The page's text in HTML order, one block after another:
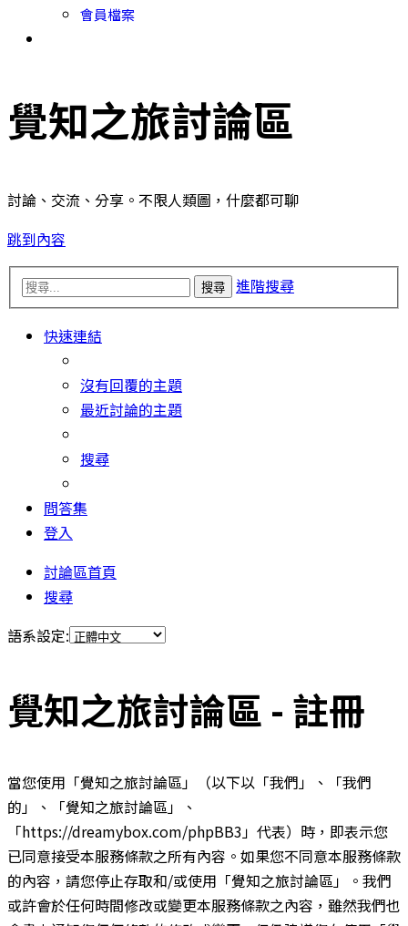
會員檔案
覺知之旅討論區
討論、交流、分享。不限人類圖，什麼都可聊
跳到內容
搜尋 進階搜尋
快速連結
沒有回覆的主題
最近討論的主題
搜尋
問答集
登入
討論區首頁
搜尋
語系設定:
覺知之旅討論區 - 註冊
當您使用「覺知之旅討論區」（以下以「我們」、「我們
的」、「覺知之旅討論區」、
「https://dreamybox.com/phpBB3」代表）時，即表示您
已同意接受本服務條款之所有內容。如果您不同意本服務條款
的內容，請您停止存取和/或使用「覺知之旅討論區」。我們
或許會於任何時間修改或變更本服務條款之內容，雖然我們也